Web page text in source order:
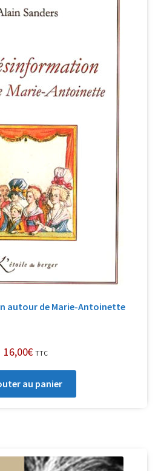
autour de Marie-Antoinette
16,00€ TTC
au panier